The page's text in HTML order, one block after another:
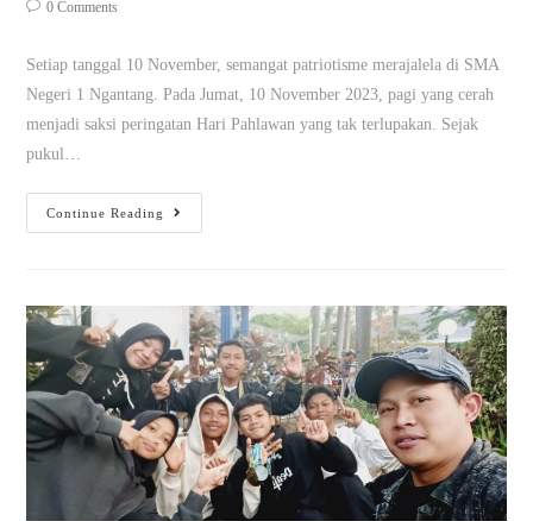
0 Comments
Setiap tanggal 10 November, semangat patriotisme merajalela di SMA
Negeri 1 Ngantang. Pada Jumat, 10 November 2023, pagi yang cerah
menjadi saksi peringatan Hari Pahlawan yang tak terlupakan. Sejak
pukul…
Continue Reading